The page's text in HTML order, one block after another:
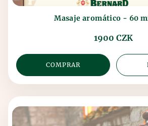
Masaje aromático - 60
1900 CZK
COMPRAR